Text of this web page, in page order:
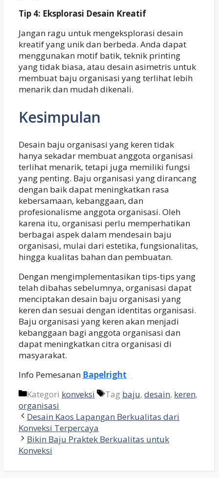
Tip 4: Eksplorasi Desain Kreatif
Jangan ragu untuk mengeksplorasi desain
kreatif yang unik dan berbeda. Anda dapat
menggunakan motif batik, teknik printing
yang tidak biasa, atau desain asimetris untuk
membuat baju organisasi yang terlihat lebih
menarik dan mudah dikenali.
Kesimpulan
Desain baju organisasi yang keren tidak
hanya sekadar membuat anggota organisasi
terlihat menarik, tetapi juga memiliki fungsi
yang penting. Baju organisasi yang dirancang
dengan baik dapat meningkatkan rasa
kebersamaan, kebanggaan, dan
profesionalisme anggota organisasi. Oleh
karena itu, organisasi perlu memperhatikan
berbagai aspek dalam mendesain baju
organisasi, mulai dari estetika, fungsionalitas,
hingga kualitas bahan dan pembuatan.
Dengan mengimplementasikan tips-tips yang
telah dibahas sebelumnya, organisasi dapat
menciptakan desain baju organisasi yang
keren dan sesuai dengan identitas organisasi.
Baju organisasi yang keren akan menjadi
kebanggaan bagi anggota organisasi dan
dapat meningkatkan citra organisasi di
masyarakat.
Info Pemesanan Bapelright
Kategori konveksi Tag baju, desain, keren,
organisasi
Desain Kaos Lapangan Berkualitas dari
Konveksi Terpercaya
Bikin Baju Praktek Berkualitas untuk
Konveksi